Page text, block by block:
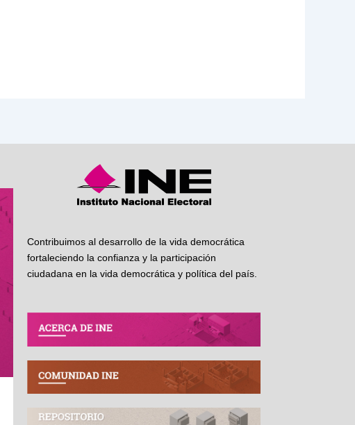
Contribuimos al desarrollo de la vida democrática
fortaleciendo la confianza y la participación
ciudadana en la vida democrática y política del país.